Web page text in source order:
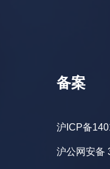
备案
沪ICP备
沪公网安备